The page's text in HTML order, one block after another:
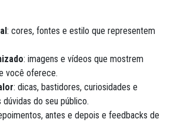
: cores, fontes e estilo que representem
: imagens e vídeos que mostrem
você oferece.
: dicas, bastidores, curiosidades e
do seu público.
antes e depois e feedbacks de